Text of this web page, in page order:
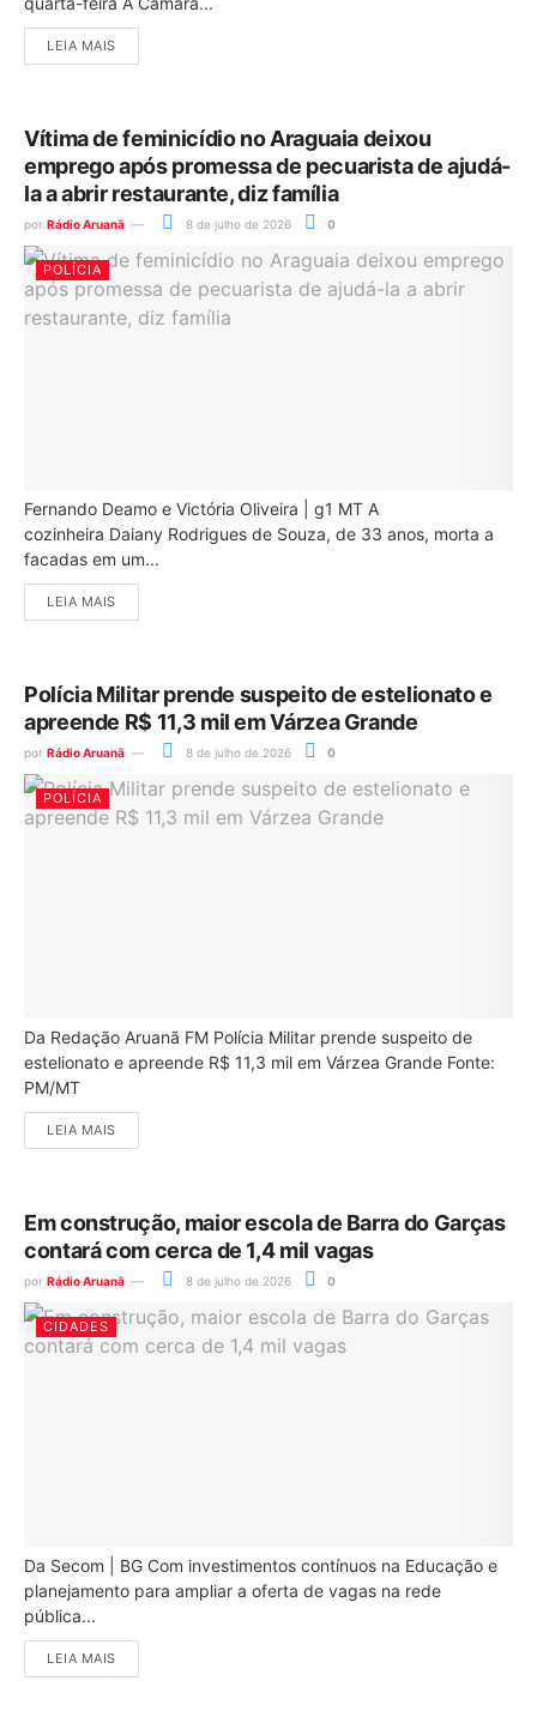
LEIA MAIS
Vítima de feminicídio no Araguaia deixou
emprego após promessa de pecuarista de ajudá-
la a abrir restaurante, diz família
por Rádio Aruanã 8 de julho de 2026 0
POLÍCIA
Fernando Deamo e Victória Oliveira | g1 MT A
cozinheira Daiany Rodrigues de Souza, de 33 anos, morta a
facadas em um...
LEIA MAIS
Polícia Militar prende suspeito de estelionato e
apreende R$ 11,3 mil em Várzea Grande
por Rádio Aruanã 8 de julho de 2026 0
POLÍCIA
Da Redação Aruanã FM Polícia Militar prende suspeito de
estelionato e apreende R$ 11,3 mil em Várzea Grande Fonte:
PM/MT
LEIA MAIS
Em construção, maior escola de Barra do Garças
contará com cerca de 1,4 mil vagas
por Rádio Aruanã 8 de julho de 2026 0
CIDADES
Da Secom | BG Com investimentos contínuos na Educação e
planejamento para ampliar a oferta de vagas na rede
pública...
LEIA MAIS